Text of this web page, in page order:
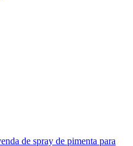
de spray de pimenta para